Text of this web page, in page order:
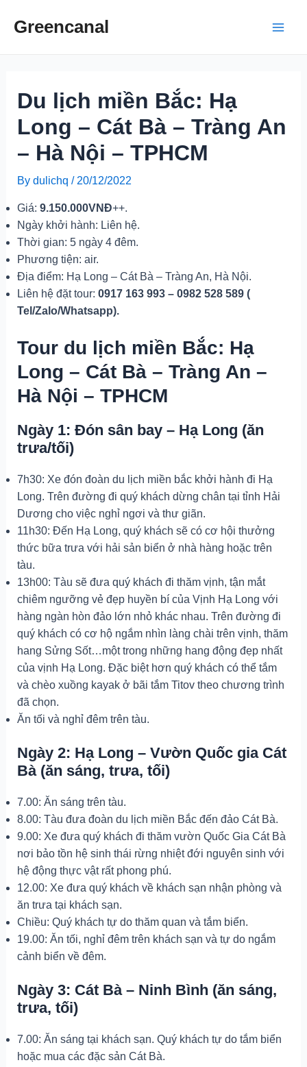
Greencanal
Du lịch miền Bắc: Hạ
Long – Cát Bà – Tràng An
– Hà Nội – TPHCM
By dulichq / 20/12/2022
Giá: 9.150.000VNĐ++.
Ngày khởi hành: Liên hệ.
Thời gian: 5 ngày 4 đêm.
Phương tiện: air.
Địa điểm: Hạ Long – Cát Bà – Tràng An, Hà Nội.
Liên hệ đặt tour: 0917 163 993 – 0982 528 589 (
Tel/Zalo/Whatsapp).
Tour du lịch miền Bắc: Hạ
Long – Cát Bà – Tràng An –
Hà Nội – TPHCM
Ngày 1: Đón sân bay – Hạ Long (ăn
trưa/tối)
7h30: Xe đón đoàn du lịch miền bắc khởi hành đi Hạ
Long. Trên đường đi quý khách dừng chân tại tỉnh Hải
Dương cho việc nghỉ ngơi và thư giãn.
11h30: Đến Hạ Long, quý khách sẽ có cơ hội thưởng
thức bữa trưa với hải sản biển ở nhà hàng hoặc trên
tàu.
13h00: Tàu sẽ đưa quý khách đi thăm vịnh, tận mắt
chiêm ngưỡng vẻ đẹp huyền bí của Vịnh Hạ Long với
hàng ngàn hòn đảo lớn nhỏ khác nhau. Trên đường đi
quý khách có cơ hộ ngắm nhìn làng chài trên vịnh, thăm
hang Sửng Sốt…một trong những hang động đẹp nhất
của vịnh Hạ Long. Đặc biệt hơn quý khách có thể tắm
và chèo xuồng kayak ở bãi tắm Titov theo chương trình
đã chọn.
Ăn tối và nghỉ đêm trên tàu.
Ngày 2: Hạ Long – Vườn Quốc gia Cát
Bà (ăn sáng, trưa, tối)
7.00: Ăn sáng trên tàu.
8.00: Tàu đưa đoàn du lịch miền Bắc đến đảo Cát Bà.
9.00: Xe đưa quý khách đi thăm vườn Quốc Gia Cát Bà
nơi bảo tồn hệ sinh thái rừng nhiệt đới nguyên sinh với
hệ động thực vật rất phong phú.
12.00: Xe đưa quý khách về khách sạn nhận phòng và
ăn trưa tại khách sạn.
Chiều: Quý khách tự do thăm quan và tắm biển.
19.00: Ăn tối, nghỉ đêm trên khách sạn và tự do ngắm
cảnh biển về đêm.
Ngày 3: Cát Bà – Ninh Bình (ăn sáng,
trưa, tối)
7.00: Ăn sáng tại khách sạn. Quý khách tự do tắm biển
hoặc mua các đặc sản Cát Bà.